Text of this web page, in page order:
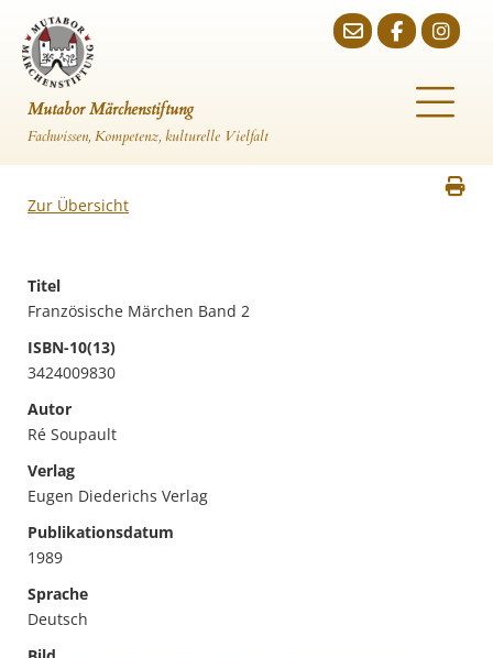
Mutabor Märchenstiftung
Fachwissen, Kompetenz, kulturelle Vielfalt
Zur Übersicht
Titel
Französische Märchen Band 2
ISBN-10(13)
3424009830
Autor
Ré Soupault
Verlag
Eugen Diederichs Verlag
Publikationsdatum
1989
Sprache
Deutsch